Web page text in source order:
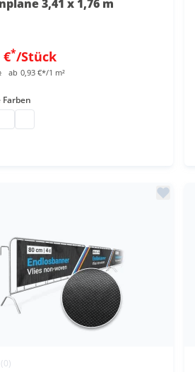
3,41 x 1,76 m
€*/Stück
ab 0,93 €*/1 m²
(0)